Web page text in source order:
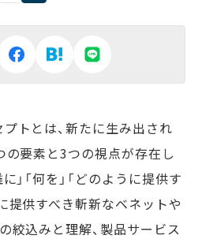
トとは、新たに生み出され
の要素と3つの視点が存在し
」「何を」「どのように提供す
提供すべき斬新なベネットや
絞込みと理解、製品サービス